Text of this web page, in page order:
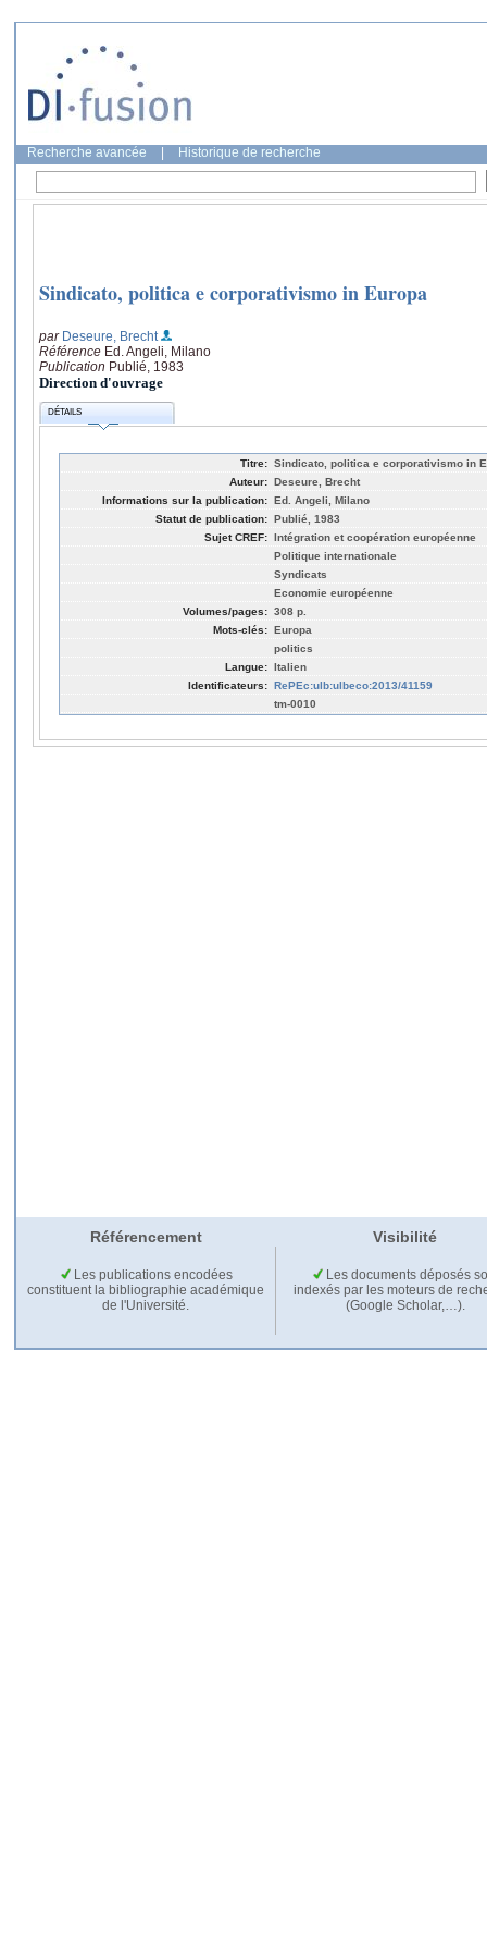
Recherche avancée Historique de recherche
Sindicato, politica e corporativismo in Europa
par Deseure, Brecht
Référence Ed. Angeli, Milano
Publication Publié, 1983
Direction d'ouvrage
DÉTAILS
Titre: Sindicato, politica e corporativismo in
Auteur: Deseure, Brecht
Informations sur la publication: Ed. Angeli, Milano
Statut de publication: Publié, 1983
Sujet CREF: Intégration et coopération européenne
Politique internationale
Syndicats
Economie européenne
Volumes/pages: 308 p.
Mots-clés: Europa
politics
Langue: Italien
Identificateurs: RePEc:ulb:ulbeco:2013/41159
tm-0010
Référencement Visibilité
Les publications encodées
constituent la bibliographie académique
de l'Université.
Les documents déposés
indexés par les moteurs de
(Google Scholar,…).